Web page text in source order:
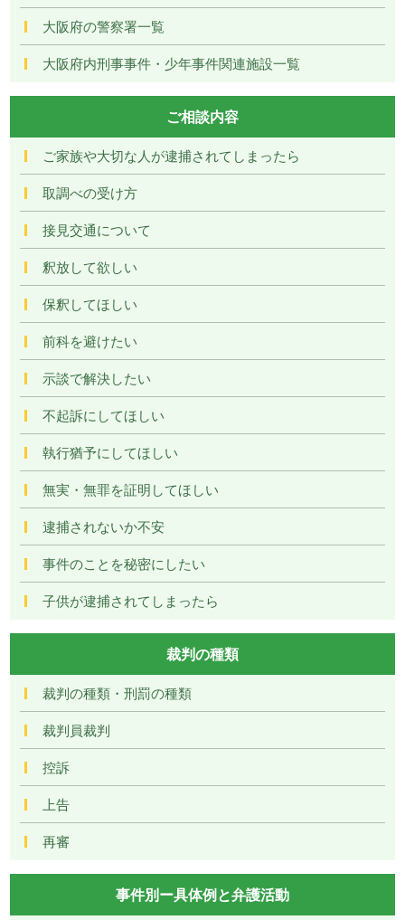
大阪府の警察署一覧
大阪府内刑事事件・少年事件関連施設一覧
ご相談内容
ご家族や大切な人が逮捕されてしまったら
取調べの受け方
接見交通について
釈放して欲しい
保釈してほしい
前科を避けたい
示談で解決したい
不起訴にしてほしい
執行猶予にしてほしい
無実・無罪を証明してほしい
逮捕されないか不安
事件のことを秘密にしたい
子供が逮捕されてしまったら
裁判の種類
裁判の種類・刑罰の種類
裁判員裁判
控訴
上告
再審
事件別ー具体例と弁護活動